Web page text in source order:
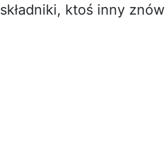
składniki, ktoś inny